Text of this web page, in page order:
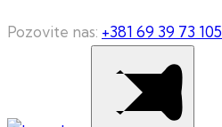
Pozovite nas: +381 69 39 73 105